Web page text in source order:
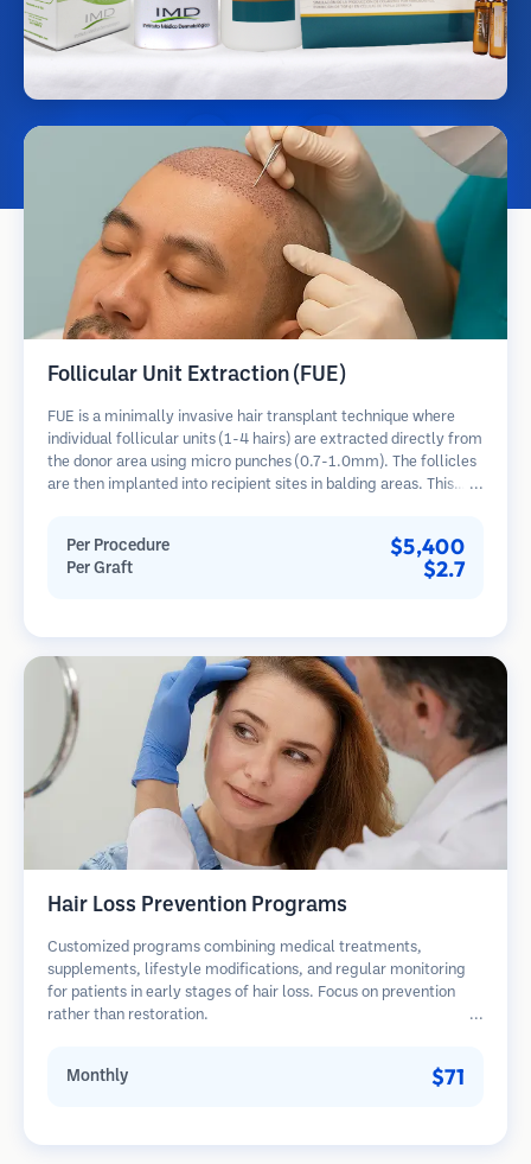
Follicular Unit Extraction (FUE)
FUE is a minimally invasive hair transplant technique where
individual follicular units (1-4 hairs) are extracted directly from
the donor area using micro punches (0.7-1.0mm). The follicles
are then implanted into recipient sites in balding areas. This
Per Procedure $5,400
Per Graft $2.7
Hair Loss Prevention Programs
Customized programs combining medical treatments,
supplements, lifestyle modifications, and regular monitoring
for patients in early stages of hair loss. Focus on prevention
rather than restoration.
Monthly $71